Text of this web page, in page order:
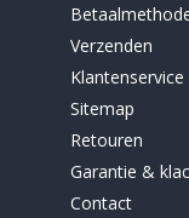
Verzenden
Klantenservice
Sitemap
Retouren
Garantie &
Contact